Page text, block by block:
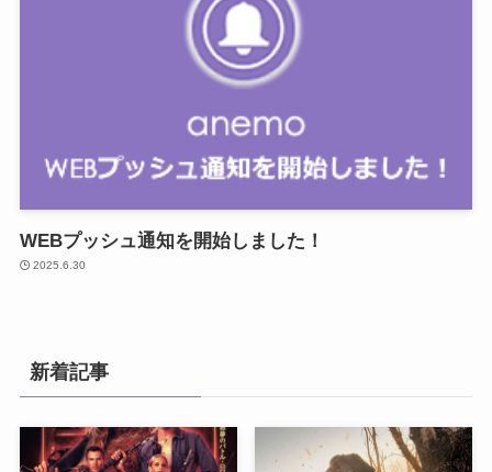
WEBプッシュ通知を開始しました！
2025.6.30
新着記事